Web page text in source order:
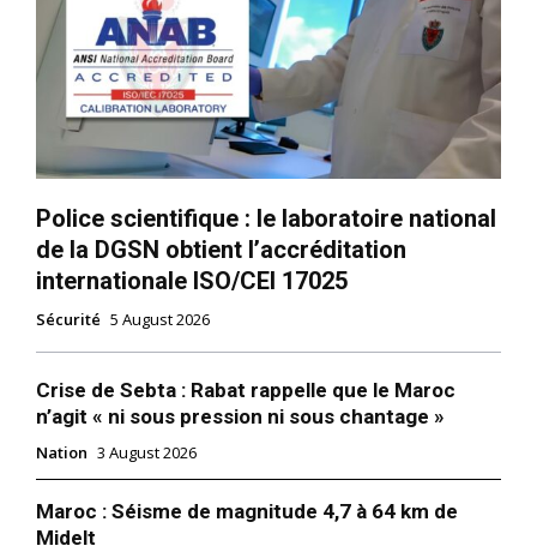
Police scientifique : le laboratoire national
de la DGSN obtient l’accréditation
internationale ISO/CEI 17025
Sécurité 5 August 2026
Crise de Sebta : Rabat rappelle que le Maroc
n’agit « ni sous pression ni sous chantage »
Nation 3 August 2026
Maroc : Séisme de magnitude 4,7 à 64 km de
Midelt